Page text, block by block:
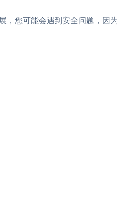
，您可能会遇到安全问题，因